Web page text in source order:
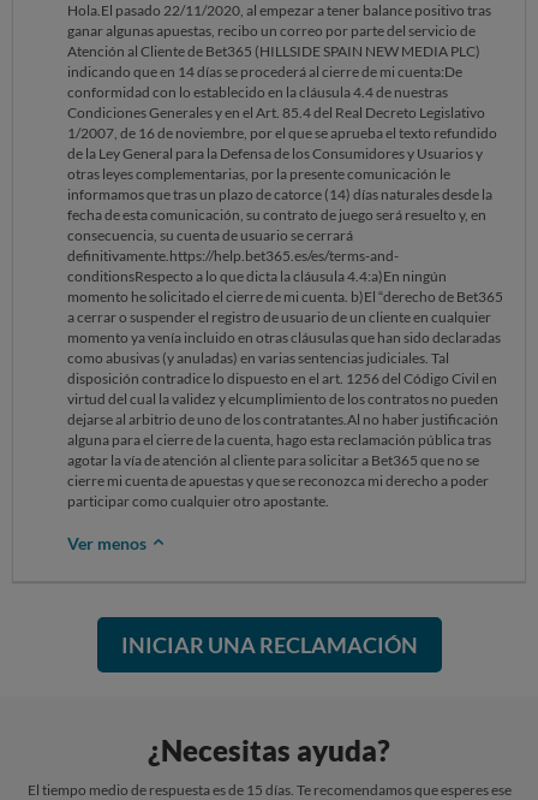
Hola.El pasado 22/11/2020, al empezar a tener balance positivo tras
ganar algunas apuestas, recibo un correo por parte del servicio de
Atención al Cliente de Bet365 (HILLSIDE SPAIN NEW MEDIA PLC)
indicando que en 14 días se procederá al cierre de mi cuenta:De
conformidad con lo establecido en la cláusula 4.4 de nuestras
Condiciones Generales y en el Art. 85.4 del Real Decreto Legislativo
1/2007, de 16 de noviembre, por el que se aprueba el texto refundido
de la Ley General para la Defensa de los Consumidores y Usuarios y
otras leyes complementarias, por la presente comunicación le
informamos que tras un plazo de catorce (14) días naturales desde la
fecha de esta comunicación, su contrato de juego será resuelto y, en
consecuencia, su cuenta de usuario se cerrará
definitivamente.https://help.bet365.es/es/terms-and-
conditionsRespecto a lo que dicta la cláusula 4.4:a)En ningún
momento he solicitado el cierre de mi cuenta. b)El “derecho de Bet365
a cerrar o suspender el registro de usuario de un cliente en cualquier
momento ya venía incluido en otras cláusulas que han sido declaradas
como abusivas (y anuladas) en varias sentencias judiciales. Tal
disposición contradice lo dispuesto en el art. 1256 del Código Civil en
virtud del cual la validez y elcumplimiento de los contratos no pueden
dejarse al arbitrio de uno de los contratantes.Al no haber justificación
alguna para el cierre de la cuenta, hago esta reclamación pública tras
agotar la vía de atención al cliente para solicitar a Bet365 que no se
cierre mi cuenta de apuestas y que se reconozca mi derecho a poder
participar como cualquier otro apostante.
Ver menos
INICIAR UNA RECLAMACIÓN
¿Necesitas ayuda?
El tiempo medio de respuesta es de 15 días. Te recomendamos que esperes ese